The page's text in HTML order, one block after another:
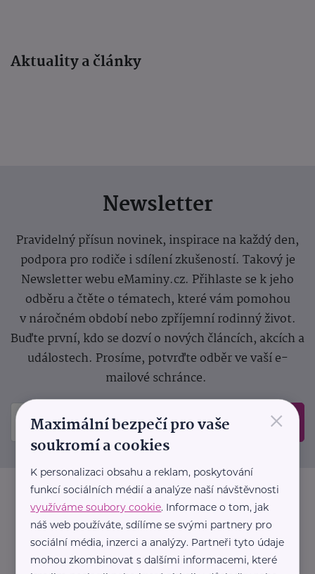
Aktuality a články
Newsletter
Pravidelný přísun novinek, inspirace na každý den,
podpora pro rodiče i sdílení zkušeností. Takový je
Newsletter webu eMaminy.cz. Přihlaste se k jeho
odběru a čtěte o tématech, které vám pomohou
v náročném období nebo zpříjemní rodinný život.
Buďte první, kdo se dozví o nových článcích, akcích a
událostech. Prosíme, potvrďte odběr ve vaší e-
mailové schránce.
Odeslat
×
Maximální bezpečí pro vaše
soukromí a cookies
K personalizaci obsahu a reklam, poskytování
funkcí sociálních médií a analýze naší návštěvnosti
využíváme soubory cookie. Informace o tom, jak
náš web používáte, sdílíme se svými partnery pro
sociální média, inzerci a analýzy. Partneři tyto údaje
mohou zkombinovat s dalšími informacemi, které